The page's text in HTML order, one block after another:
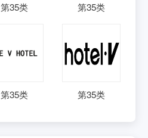
第35类 第35类
第35类 第35类